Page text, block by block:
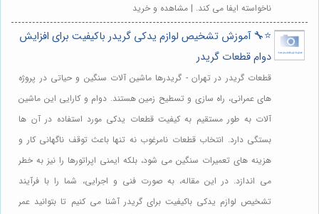
ناخواسته ایفا می کند. | مشاهده و خرید
⭐️🔧 آموزش تشخیص لوازم یدکی گریدر باکیفیت برای افزایش
دوام قطعات گریدر
قطعات گریدر در تهران - گریدرها ماشین آلات سنگین و حیاتی در پروژه
های عمرانی، راه سازی و تسطیح زمین هستند. دوام و کارایی این ماشین
آلات به طور مستقیم به کیفیت قطعات یدکی مورد استفاده در آن ها
بستگی دارد. انتخاب قطعات نامرغوب نه تنها باعث توقف ناگهانی کار و
هزینه های تعمیرات سنگین می شود، بلکه ایمنی اپراتورها را نیز به خطر
می اندازد. در این مقاله، به صورت فنی و اجرایی، شما را با فرآیند
تشخیص لوازم یدکی باکیفیت برای گریدر آشنا می کنیم تا بتوانید عمر